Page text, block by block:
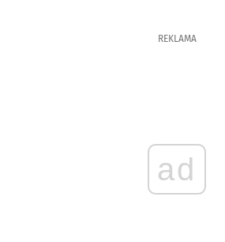
REKLAMA
ad